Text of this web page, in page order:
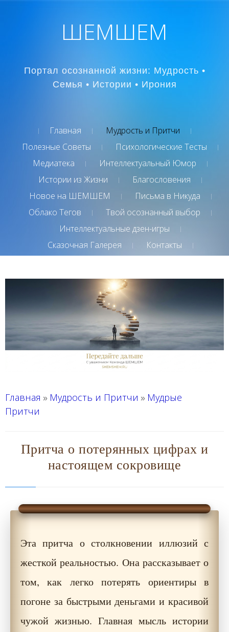
ШЕМШЕМ
Портал осознанной жизни: Мудрость •
Семья • Истории • Ирония
Главная
Мудрость и Притчи
Полезные Советы
Психологические Тесты
Медиатека
Интеллектуальный Юмор
Истории из Жизни
Благословения
Новое на ШЕМШЕМ
Письма в Никуда
Облако Тегов
Твой осознанный выбор
Интеллектуальные дзен-игры
Сказочная Галерея
Контакты
Главная » Мудрость и Притчи » Мудрые
Притчи
Притча о потерянных цифрах и
настоящем сокровище
Эта притча о столкновении иллюзий с
жесткой реальностью. Она рассказывает о
том, как легко потерять ориентиры в
погоне за быстрыми деньгами и красивой
чужой жизнью. Главная мысль истории